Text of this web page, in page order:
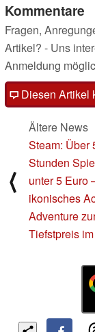
Kommentare
Fragen,
Artikel? - Uns
Anmeldung
Diesen Artikel
⟨
Ältere News
Steam: Über
Stunden
unter 5 Euro
ikonisches
Adventure
Tiefstpreis